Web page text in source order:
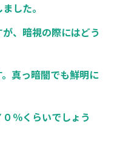
した。
、暗視の際にはどう
真っ暗闇でも鮮明に
％くらいでしょう